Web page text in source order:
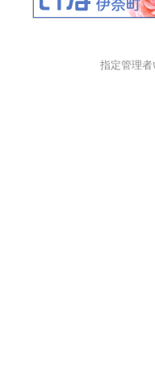
指定管理者